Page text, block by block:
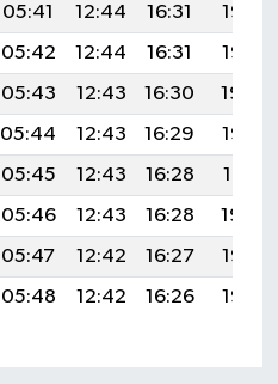
05:41 12:44 16:31
19:37
05:42 12:44 16:31
19:35
05:43 12:43 16:30
19:34
05:44 12:43 16:29
19:33
05:45 12:43 16:28
19:31
05:46 12:43 16:28
19:30
05:47 12:42 16:27
19:28
05:48 12:42 16:26 19:26